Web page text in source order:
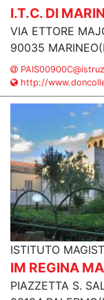
I.T.C. DI
VIA ETTORE
90035
http://
ISTITUTO
IM REGINA
PIAZZETTA S.